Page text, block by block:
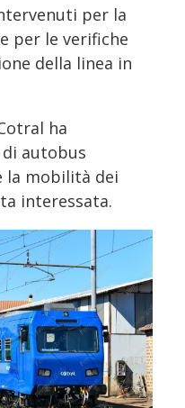
per la
per le verifiche
della linea in
ha
autobus
mobilità dei
interessata.